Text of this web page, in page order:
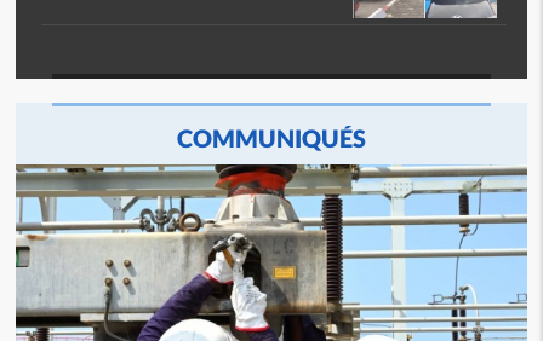
COMMUNIQUÉS